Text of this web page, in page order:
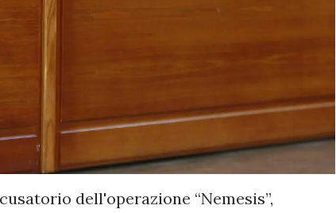
dell'operazione “Nemesis”,